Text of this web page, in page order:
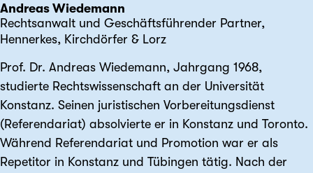
Andreas Wiedemann
Rechtsanwalt und Geschäftsführender Partner,
Hennerkes, Kirchdörfer & Lorz
Prof. Dr. Andreas Wiedemann, Jahrgang 1968,
studierte Rechts­wissenschaft an der Universität
Konstanz. Seinen juristischen Vorbereitungs­dienst
(Referendariat) absolvierte er in Konstanz und Toronto.
Während Referendariat und Promotion war er als
Repetitor in Konstanz und Tübingen tätig. Nach der